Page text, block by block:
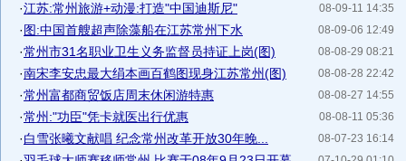
08-09-11 14:35
·江苏:常州旅游+动漫:打造"中国迪斯尼"
08-09-06 12:49
·图:中国首艘超声除藻船在江苏常州下水
08-08-29 08:21
·常州市31名职业卫生义务监督员持证上岗(图)
08-08-28 22:42
·南宋李安忠最大绢本画百鹤图现身江苏常州(图)
08-08-27 14:55
·常州富都商贸饭店周末休闲游特惠
08-08-11 05:36
·常州:"功臣"凭卡就医出行优惠
08-07-23 16:14
·白雪张曦文献唱 纪念常州改革开放30年晚...